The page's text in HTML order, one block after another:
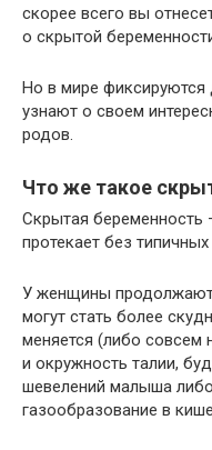
скорее всего вы
о скрытой
Но в мире фиксируются
узнают о своем
родов.
Что же такое
Скрытая беременность
протекает без
У женщины
могут стать более
меняется (либо совсем
и окружность талии,
шевелений малыша
газообразование в